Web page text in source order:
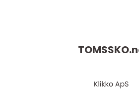
TOMSSKO.